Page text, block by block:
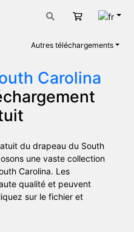
Panier
Autres téléchargements
Carolina
du drapeau du South
une vaste collection
Carolina. Les
qualité et peuvent
sur le fichier et